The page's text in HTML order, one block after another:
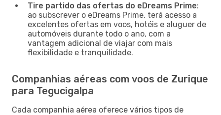
Tire partido das ofertas do eDreams Prime:
ao subscrever o eDreams Prime, terá acesso a
excelentes ofertas em voos, hotéis e aluguer de
automóveis durante todo o ano, com a
vantagem adicional de viajar com mais
flexibilidade e tranquilidade.
Companhias aéreas com voos de Zurique
para Tegucigalpa
Cada companhia aérea oferece vários tipos de